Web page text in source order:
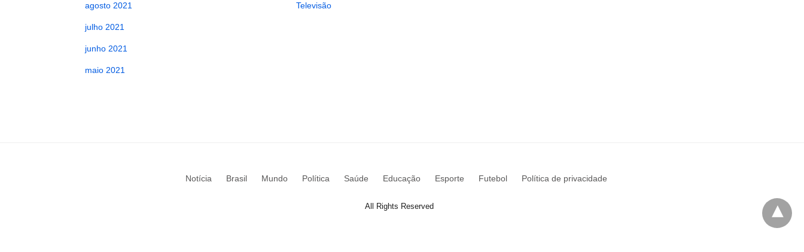
agosto 2021
julho 2021
junho 2021
maio 2021
Televisão
Notícia Brasil Mundo Política Saúde Educação Esporte Futebol Política de privacidade
All Rights Reserved